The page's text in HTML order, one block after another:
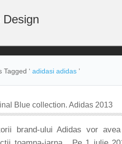
Tagged ‘ adidasi adidas ’
Blue collection. Adidas 2013
brand-ului Adidas vor